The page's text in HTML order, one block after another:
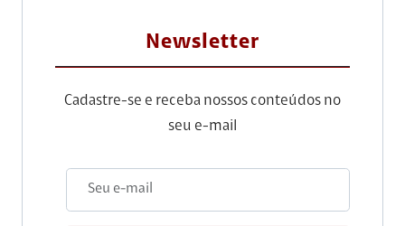
Newsletter
Cadastre-se e receba nossos conteúdos no
seu e-mail